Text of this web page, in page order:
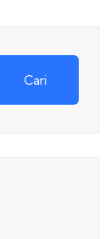
Cari